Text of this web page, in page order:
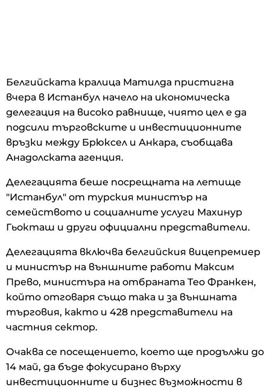
Белгийската кралица Матилда пристигна
вчера в Истанбул начело на икономическа
делегация на високо равнище, чиято цел е да
подсили търговските и инвестиционните
връзки между Брюксел и Анкара, съобщава
Анадолската агенция.
Делегацията беше посрещната на летище
"Истанбул" от турския министър на
семейството и социалните услуги Махинур
Гьокташ и други официални представители.
Делегацията включва белгийския вицепремиер
и министър на външните работи Максим
Прево, министъра на отбраната Тео Франкен,
който отговаря също така и за външната
търговия, както и 428 представители на
частния сектор.
Очаква се посещението, което ще продължи до
14 май, да бъде фокусирано върху
инвестиционните и бизнес възможности в